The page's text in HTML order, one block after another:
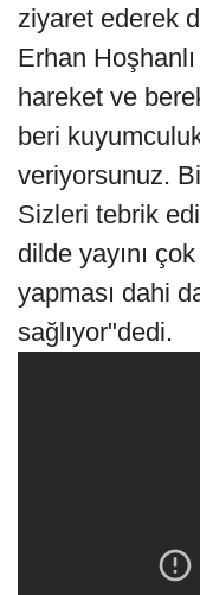
ziyaret ederek
Erhan
hareket ve
beri
veriyorsunuz.
Sizleri tebrik
dilde yayını
yapması dahi
sağlıyor"dedi.